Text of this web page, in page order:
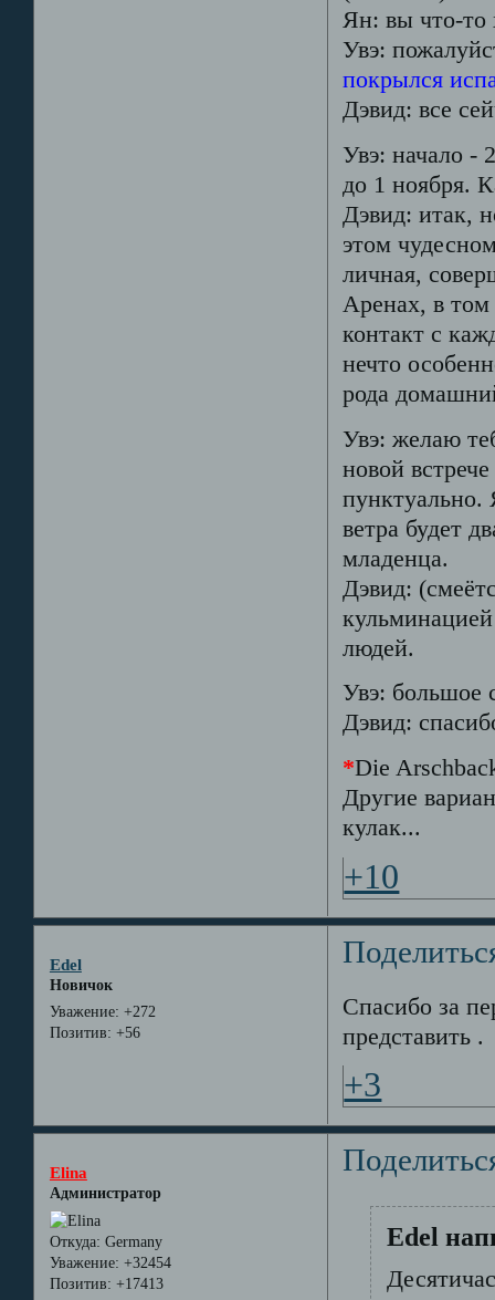
Ян: вы что-то
Увэ:
покрылся
Дэвид: все
Увэ: начало -
до 1 ноября.
Дэвид: итак,
этом
личная,
Аренах, в
контакт с
нечто
рода
Увэ: желаю
новой
пунктуально.
ветра будет
младенца.
Дэвид:
людей.
Увэ: большое
Дэвид:
*Die
Другие
кулак...
+10
Edel
Новичок
Уважение: +272
Позитив: +56
Спасибо за
представить .
+3
Elina
Администратор
Откуда: Germany
Уважение: +32454
Позитив: +17413
Edel